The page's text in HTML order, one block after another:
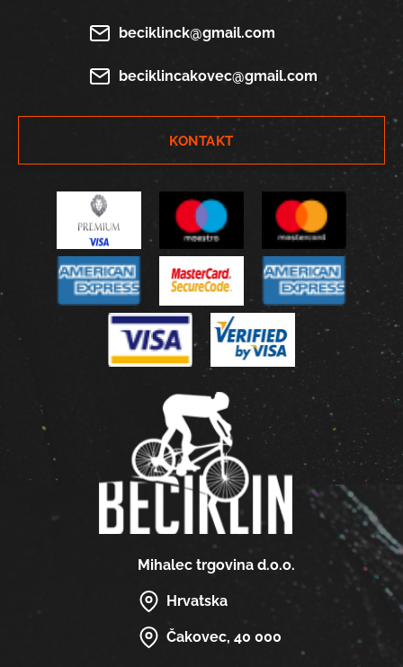
Mihalec trgovina d.o.o.
Hrvatska
Čakovec, 40 000
beciklinck@gmail.com
beciklincakovec@gmail.com
KONTAKT